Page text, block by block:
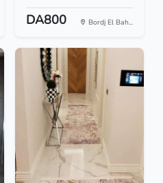
DA800 Bordj El Bah...